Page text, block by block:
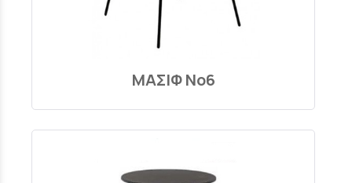
ΜΑΣΙΦ No6